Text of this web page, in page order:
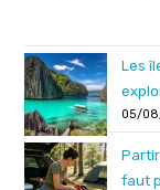
Les
05/
faut